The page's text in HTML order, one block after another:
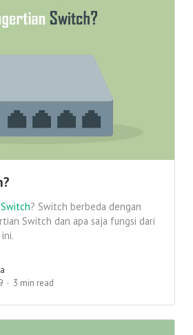
? Switch berbeda dengan
Switch dan apa saja fungsi dari
3 min read